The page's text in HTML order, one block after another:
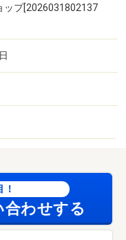
ップ[2026031802137
合わせする